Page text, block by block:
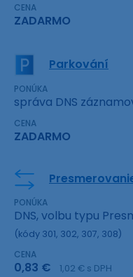
CENA
ZADARMO
Parkování
PONÚKA
správa DNS
CENA
ZADARMO
PONÚKA
DNS, volbu typu
(kódy 301, 302, 307, 308)
CENA
0,83 € 1,02 € s DPH